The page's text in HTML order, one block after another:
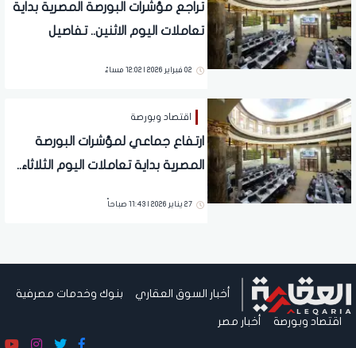
تراجع مؤشرات البورصة المصرية بداية
تعاملات اليوم الاثنين.. تفاصيل
02 فبراير 2026 | 12:02 مساءً
اقتصاد وبورصة
ارتفاع جماعي لمؤشرات البورصة
المصرية بداية تعاملات اليوم الثلاثاء..
27 يناير 2026 | 11:43 صباحاً
أخبار السوق العقاري بنوك وخدمات مصرفية
اقتصاد وبورصة أخبار مصر